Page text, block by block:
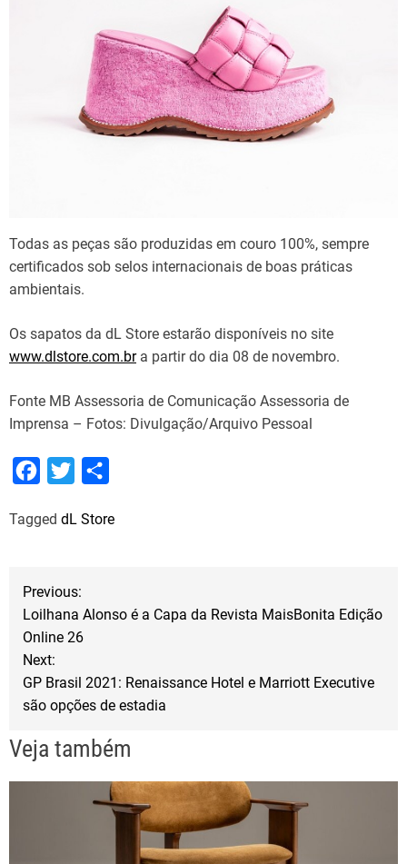
Todas as peças são produzidas em couro 100%, sempre
certificados sob selos internacionais de boas práticas
ambientais.
Os sapatos da dL Store estarão disponíveis no site
www.dlstore.com.bra partir do dia 08 de novembro.
Fonte MB Assessoria de Comunicação Assessoria de
Imprensa – Fotos: Divulgação/Arquivo Pessoal
c
o
o
k
i
r
a
Tagged dL Store
N
g
Previous:
Loilhana Alonso é a Capa da Revista MaisBonita Edição
Online 26
Next:
GP Brasil 2021: Renaissance Hotel e Marriott Executive
são opções de estadia
Veja também